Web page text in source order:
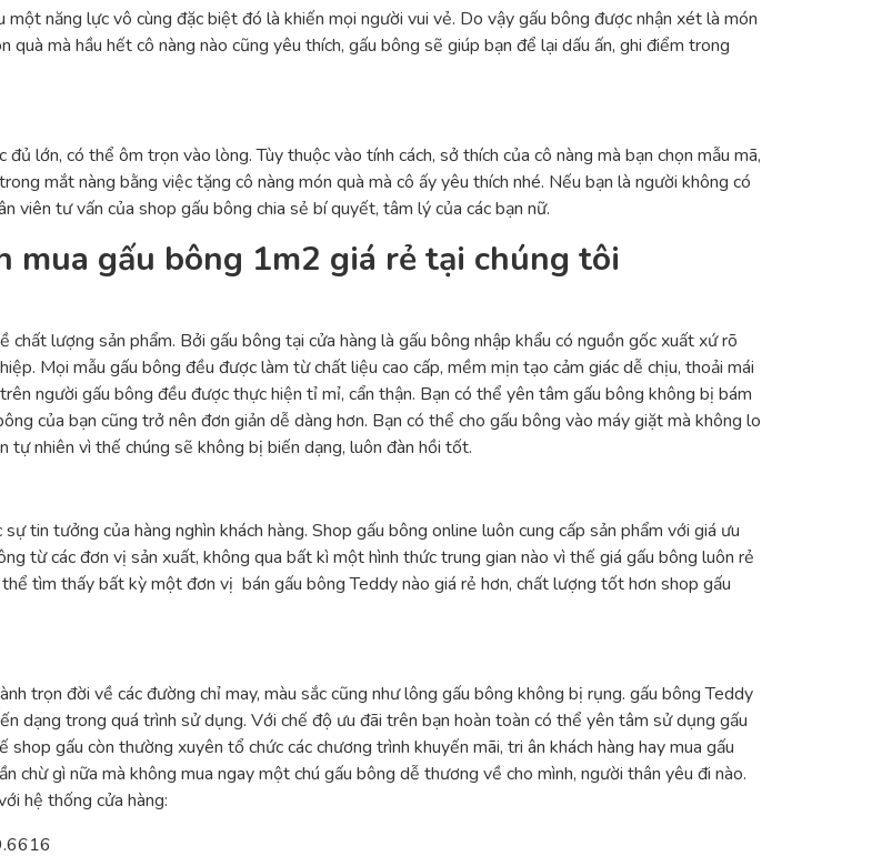
năng lực vô cùng đặc biệt đó là khiến mọi người vui vẻ. Do vậy gấu bông được nhận xét là món
mà hầu hết cô nàng nào cũng yêu thích, gấu bông sẽ giúp bạn để lại dấu ấn, ghi điểm trong
lớn, có thể ôm trọn vào lòng. Tùy thuộc vào tính cách, sở thích của cô nàng mà bạn chọn mẫu mã,
mắt nàng bằng việc tặng cô nàng món quà mà cô ấy yêu thích nhé. Nếu bạn là người không có
viên tư vấn của shop gấu bông chia sẻ bí quyết, tâm lý của các bạn nữ.
mua gấu bông 1m2 giá rẻ tại chúng tôi
lượng sản phẩm. Bởi gấu bông tại cửa hàng là gấu bông nhập khẩu có nguồn gốc xuất xứ rõ
Mọi mẫu gấu bông đều được làm từ chất liệu cao cấp, mềm mịn tạo cảm giác dễ chịu, thoải mái
người gấu bông đều được thực hiện tỉ mỉ, cẩn thận. Bạn có thể yên tâm gấu bông không bị bám
của bạn cũng trở nên đơn giản dễ dàng hơn. Bạn có thể cho gấu bông vào máy giặt mà không lo
nhiên vì thế chúng sẽ không bị biến dạng, luôn đàn hồi tốt.
tin tưởng của hàng nghìn khách hàng. Shop gấu bông online luôn cung cấp sản phẩm với giá ưu
từ các đơn vị sản xuất, không qua bất kì một hình thức trung gian nào vì thế giá gấu bông luôn rẻ
tìm thấy bất kỳ một đơn vị bán gấu bông Teddy nào giá rẻ hơn, chất lượng tốt hơn shop gấu
trọn đời về các đường chỉ may, màu sắc cũng như lông gấu bông không bị rụng. gấu bông Teddy
dạng trong quá trình sử dụng. Với chế độ ưu đãi trên bạn hoàn toàn có thể yên tâm sử dụng gấu
gấu còn thường xuyên tổ chức các chương trình khuyến mãi, tri ân khách hàng hay mua gấu
chừ gì nữa mà không mua ngay một chú gấu bông dễ thương về cho mình, người thân yêu đi nào.
hệ thống cửa hàng: